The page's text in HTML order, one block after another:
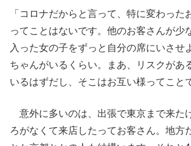
「コロナだからと言って、特に変わった
ってことはないです。他のお客さんが少
入った女の子をずっと自分の席にいさせ
ちゃんがいるくらい。まあ、リスクがあ
いるはずだし、そこはお互い様ってこと
意外に多いのは、出張で東京まで来た
ろがなくて来店したってお客さん。地方